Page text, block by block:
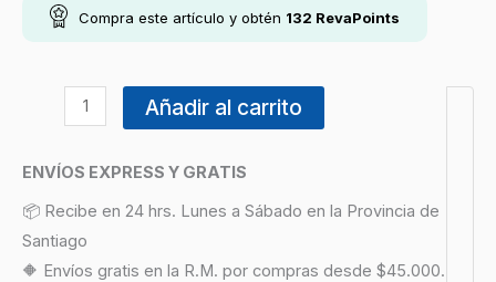
Compra este artículo y obtén 132 RevaPoints
Añadir al carrito
ENVÍOS EXPRESS Y GRATIS
📦 Recibe en 24 hrs. Lunes a Sábado en la Provincia de
Santiago
🔶 Envíos gratis en la R.M. por compras desde $45.000.